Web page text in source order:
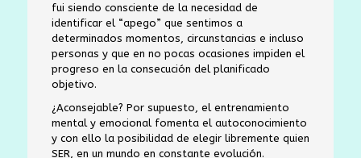
fui siendo consciente de la necesidad de
identificar el “apego” que sentimos a
determinados momentos, circunstancias e incluso
personas y que en no pocas ocasiones impiden el
progreso en la consecución del planificado
objetivo.
¿Aconsejable? Por supuesto, el entrenamiento
mental y emocional fomenta el autoconocimiento
y con ello la posibilidad de elegir libremente quien
SER, en un mundo en constante evolución.